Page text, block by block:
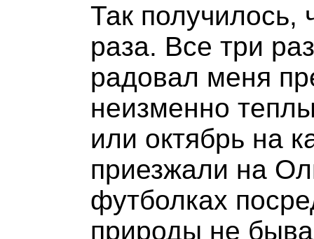
Так
раза. Все три
радовал меня
неизменно
или октябрь на
приезжали на
футболках
природы не